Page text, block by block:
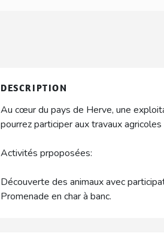
DESCRIPTION
Au cœur du pays de Herve, une
pourrez participer aux travaux
Activités prpoposées:
Découverte des animaux avec
Promenade en char à banc.